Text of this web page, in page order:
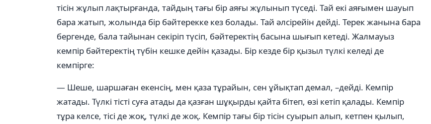
тісін жұлып лақтырғанда, тайдың тағы бір аяғы жұлынып түседі. Тай екі аяғымен шауып
бара жатып, жолында бір бәйтерекке кез болады. Тай әлсірейін дейді. Терек жанына бара
бергенде, бала тайынан секіріп түсіп, бәйтеректің басына шығып кетеді. Жалмауыз
кемпір бәйтеректің түбін кешке дейін қазады. Бір кезде бір қызыл түлкі келеді де
кемпірге:
— Шеше, шаршаған екенсің, мен қаза тұрайын, сен ұйықтап демал, –дейді. Кемпір
жатады. Түлкі тісті суға атады да қазған шұқырды қайта бітеп, өзі кетіп қалады. Кемпір
тұра келсе, тісі де жоқ, түлкі де жоқ. Кемпір тағы бір тісін суырып алып, кетпен қылып,